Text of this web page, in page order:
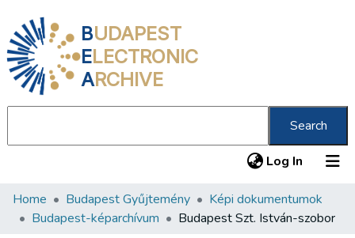
BUDAPEST
ELECTRONIC
ARCHIVE
Search
Log In (current)
Communities & Collections
Home Budapest Gyűjtemény
Képi dokumentumok
Budapest-képarchívum
Budapest Szt. István-szobor